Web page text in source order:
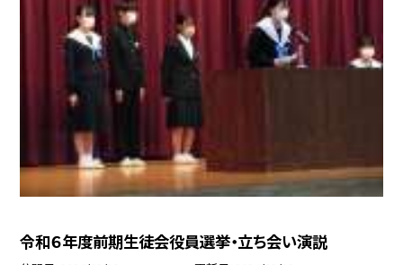
令和６年度前期生徒会役員選挙・立ち会い演説